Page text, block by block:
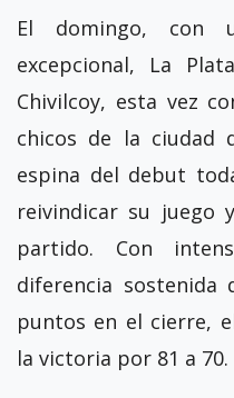
El domingo, con
excepcional, La
Chivilcoy, esta vez
chicos de la ciudad
espina del debut
reivindicar su juego
partido. Con
diferencia sostenida
puntos en el cierre,
la victoria por 81 a 70.